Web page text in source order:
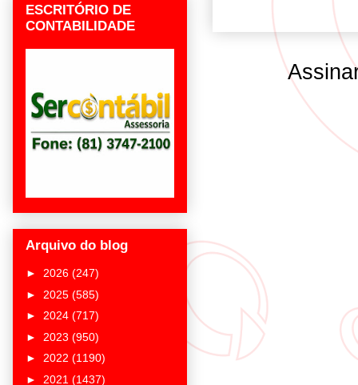
ESCRITÓRIO DE
CONTABILIDADE
Arquivo do blog
► 2026 (247)
► 2025 (585)
► 2024 (717)
► 2023 (950)
► 2022 (1190)
► 2021 (1437)